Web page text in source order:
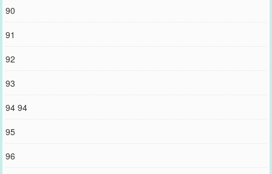
90
91
92
93
94 94
95
96